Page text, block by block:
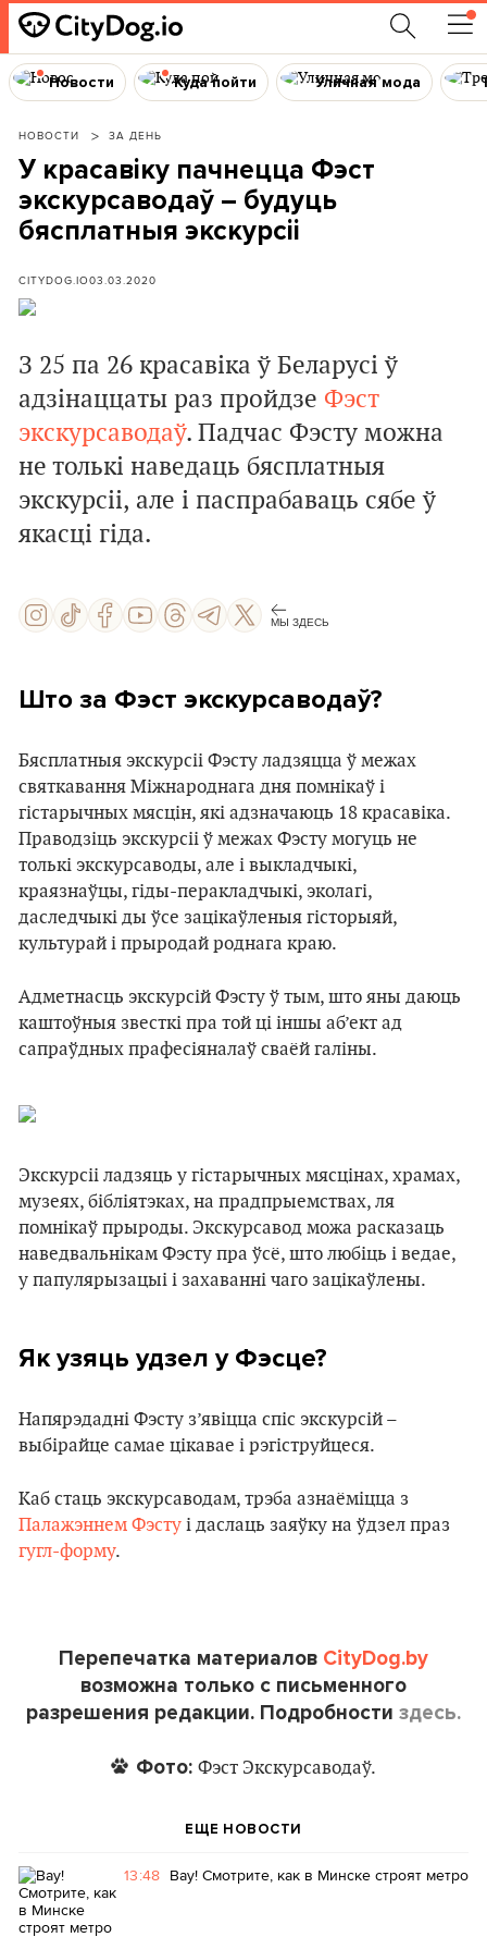
Новости Куда пойти Уличная мода
НОВОСТИ ЗА ДЕНЬ
У красавіку пачнецца Фэст
экскурсаводаў – будуць
бясплатныя экскурсіі
CITYDOG.IO03.03.2020
З 25 па 26 красавіка ў Беларусі ў
адзінаццаты раз пройдзе Фэст
экскурсаводаў. Падчас Фэсту можна
не толькі наведаць бясплатныя
экскурсіі, але і паспрабаваць сябе ў
якасці гіда.
МЫ ЗДЕСЬ
Што за Фэст экскурсаводаў?
Бясплатныя экскурсіі Фэсту ладзяцца ў межах
святкавання Міжнароднага дня помнікаў і
гістарычных мясцін, які адзначаюць 18 красавіка.
Праводзіць экскурсіі ў межах Фэсту могуць не
толькі экскурсаводы, але і выкладчыкі,
краязнаўцы, гіды-перакладчыкі, эколагі,
даследчыкі ды ўсе зацікаўленыя гісторыяй,
культурай і прыродай роднага краю.
Адметнасць экскурсій Фэсту ў тым, што яны даюць
каштоўныя звесткі пра той ці іншы аб’ект ад
сапраўдных прафесіяналаў сваёй галіны.
Экскурсіі ладзяць у гістарычных мясцінах, храмах,
музеях, бібліятэках, на прадпрыемствах, ля
помнікаў прыроды. Экскурсавод можа расказаць
наведвальнікам Фэсту пра ўсё, што любіць і ведае,
у папулярызацыі і захаванні чаго зацікаўлены.
Як узяць удзел у Фэсце?
Напярэдадні Фэсту з’явіцца спіс экскурсій –
выбірайце самае цікавае і рэгіструйцеся.
Каб стаць экскурсаводам, трэба азнаёміцца з
Палажэннем Фэсту і даслаць заяўку на ўдзел праз
гугл-форму.
Перепечатка материалов CityDog.by
возможна только с письменного
разрешения редакции. Подробности здесь.
Фото: Фэст Экскурсаводаў.
ЕЩЕ НОВОСТИ
13:48 Вау! Смотрите, как в Минске строят метро